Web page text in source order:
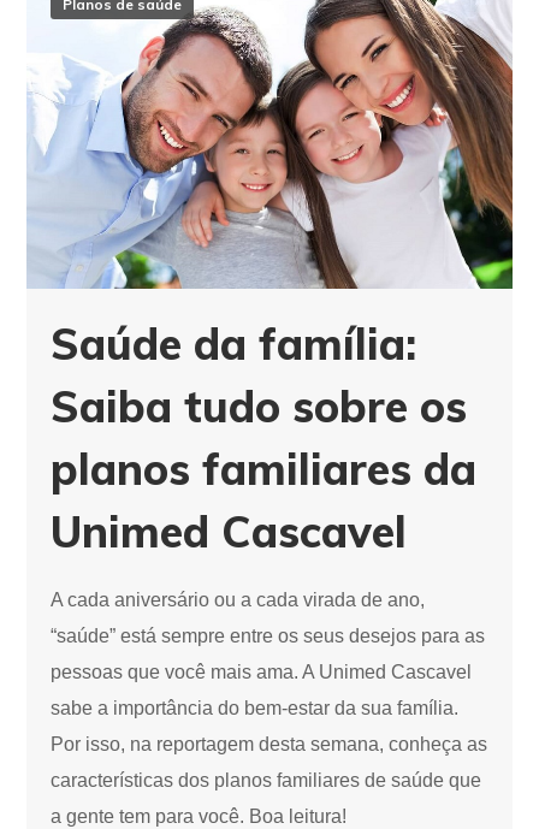
Planos de saúde
Saúde da família:
Saiba tudo sobre os
planos familiares da
Unimed Cascavel
A cada aniversário ou a cada virada de ano,
“saúde” está sempre entre os seus desejos para as
pessoas que você mais ama. A Unimed Cascavel
sabe a importância do bem-estar da sua família.
Por isso, na reportagem desta semana, conheça as
características dos planos familiares de saúde que
a gente tem para você. Boa leitura!